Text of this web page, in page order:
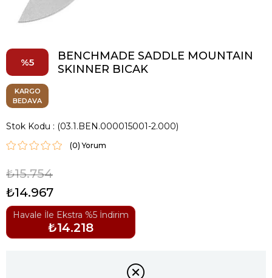
5
BENCHMADE SADDLE MOUNTAIN
SKINNER BICAK
KARGO
BEDAVA
Stok Kodu (03.1.BEN.000015001-2.000)
(0)
₺15.754
₺14.967
Havale İle Ekstra %5 İndirim
₺14.218